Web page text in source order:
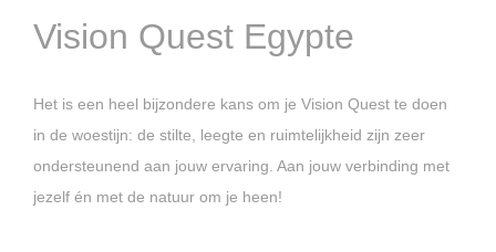
Vision Quest Egypte
Het is een heel bijzondere kans om je Vision Quest te doen
in de woestijn: de stilte, leegte en ruimtelijkheid zijn zeer
ondersteunend aan jouw ervaring. Aan jouw verbinding met
jezelf én met de natuur om je heen!